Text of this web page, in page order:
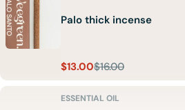
Palo thick incense
Sale
price
$13.00
Regular
price
$16.00
ESSENTIAL OIL